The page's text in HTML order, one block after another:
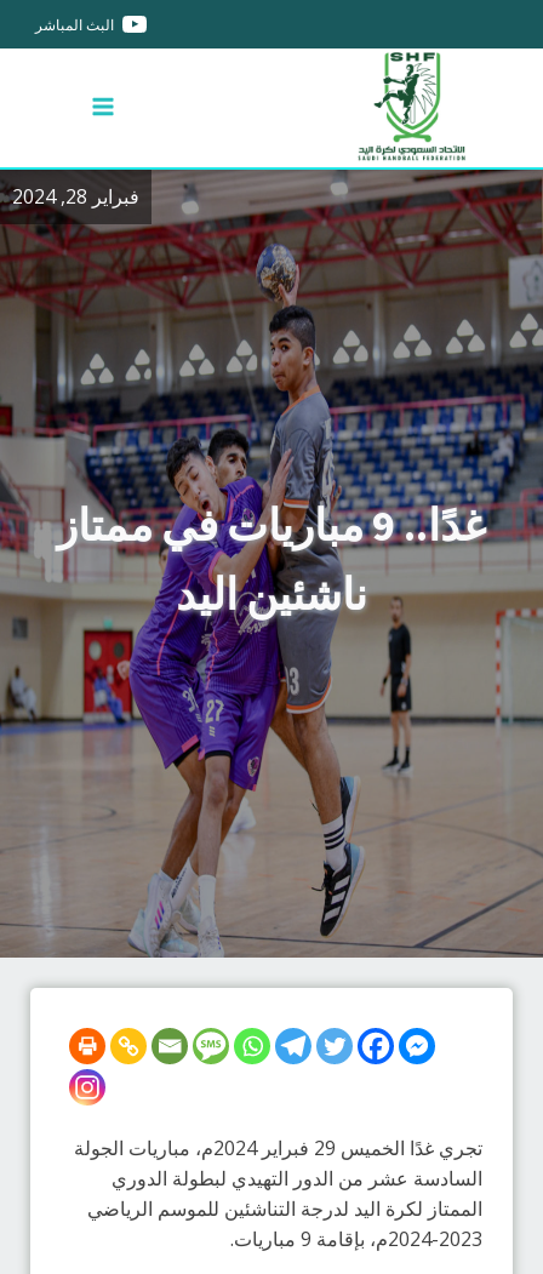
البث المباشر
فبراير 28, 2024
غدًا.. 9 مباريات في ممتاز
ناشئين اليد
تجري غدًا الخميس 29 فبراير 2024م، مباريات الجولة
السادسة عشر من الدور التهيدي لبطولة الدوري
الممتاز لكرة اليد لدرجة التناشئين للموسم الرياضي
2023-2024م، بإقامة 9 مباريات.